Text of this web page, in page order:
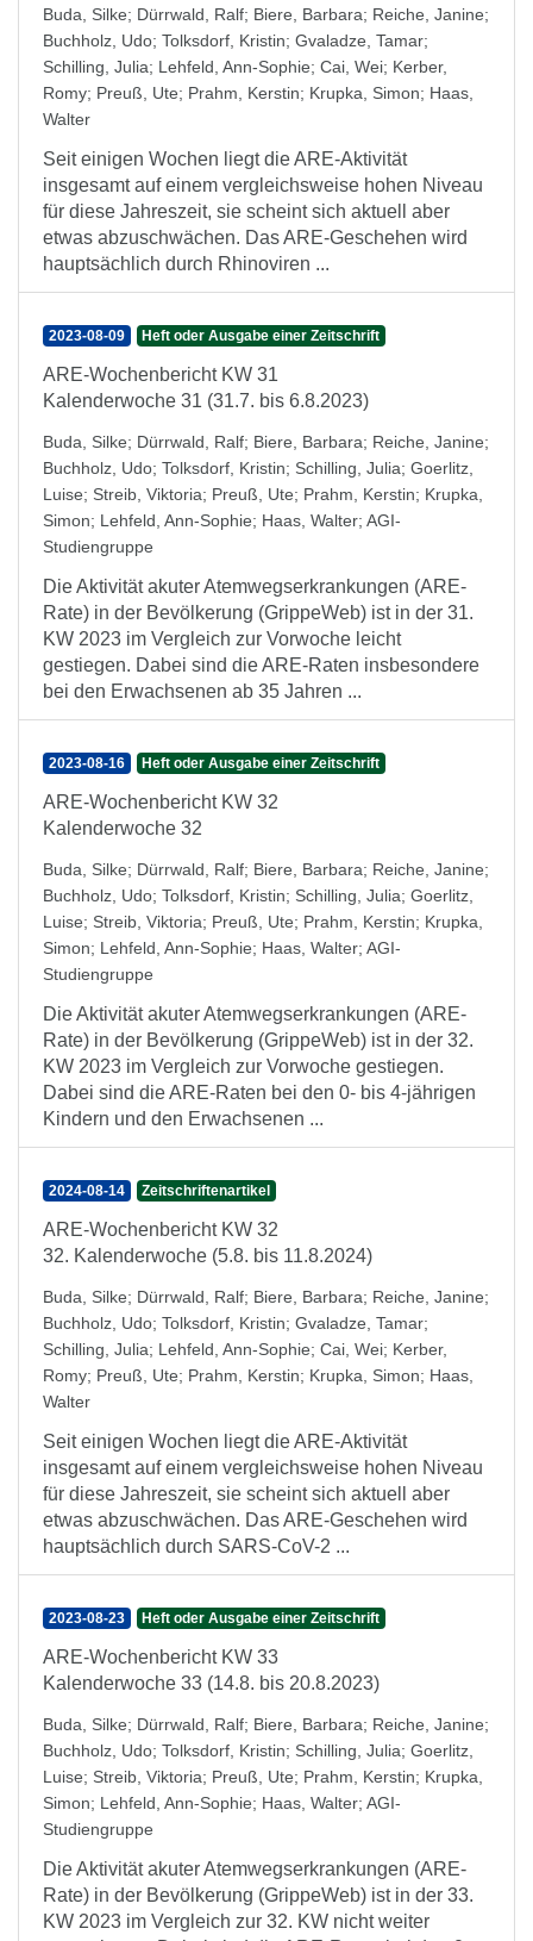
Buda, Silke; Dürrwald, Ralf; Biere, Barbara; Reiche, Janine;
Buchholz, Udo; Tolksdorf, Kristin; Gvaladze, Tamar;
Schilling, Julia; Lehfeld, Ann-Sophie; Cai, Wei; Kerber,
Romy; Preuß, Ute; Prahm, Kerstin; Krupka, Simon; Haas,
Walter
Seit einigen Wochen liegt die ARE-Aktivität
insgesamt auf einem vergleichsweise hohen Niveau
für diese Jahreszeit, sie scheint sich aktuell aber
etwas abzuschwächen. Das ARE-Geschehen wird
hauptsächlich durch Rhinoviren ...
2023-08-09 Heft oder Ausgabe einer Zeitschrift
ARE-Wochenbericht KW 31
Kalenderwoche 31 (31.7. bis 6.8.2023)
Buda, Silke; Dürrwald, Ralf; Biere, Barbara; Reiche, Janine;
Buchholz, Udo; Tolksdorf, Kristin; Schilling, Julia; Goerlitz,
Luise; Streib, Viktoria; Preuß, Ute; Prahm, Kerstin; Krupka,
Simon; Lehfeld, Ann-Sophie; Haas, Walter; AGI-
Studiengruppe
Die Aktivität akuter Atemwegserkrankungen (ARE-
Rate) in der Bevölkerung (GrippeWeb) ist in der 31.
KW 2023 im Vergleich zur Vorwoche leicht
gestiegen. Dabei sind die ARE-Raten insbesondere
bei den Erwachsenen ab 35 Jahren ...
2023-08-16 Heft oder Ausgabe einer Zeitschrift
ARE-Wochenbericht KW 32
Kalenderwoche 32
Buda, Silke; Dürrwald, Ralf; Biere, Barbara; Reiche, Janine;
Buchholz, Udo; Tolksdorf, Kristin; Schilling, Julia; Goerlitz,
Luise; Streib, Viktoria; Preuß, Ute; Prahm, Kerstin; Krupka,
Simon; Lehfeld, Ann-Sophie; Haas, Walter; AGI-
Studiengruppe
Die Aktivität akuter Atemwegserkrankungen (ARE-
Rate) in der Bevölkerung (GrippeWeb) ist in der 32.
KW 2023 im Vergleich zur Vorwoche gestiegen.
Dabei sind die ARE-Raten bei den 0- bis 4-jährigen
Kindern und den Erwachsenen ...
2024-08-14 Zeitschriftenartikel
ARE-Wochenbericht KW 32
32. Kalenderwoche (5.8. bis 11.8.2024)
Buda, Silke; Dürrwald, Ralf; Biere, Barbara; Reiche, Janine;
Buchholz, Udo; Tolksdorf, Kristin; Gvaladze, Tamar;
Schilling, Julia; Lehfeld, Ann-Sophie; Cai, Wei; Kerber,
Romy; Preuß, Ute; Prahm, Kerstin; Krupka, Simon; Haas,
Walter
Seit einigen Wochen liegt die ARE-Aktivität
insgesamt auf einem vergleichsweise hohen Niveau
für diese Jahreszeit, sie scheint sich aktuell aber
etwas abzuschwächen. Das ARE-Geschehen wird
hauptsächlich durch SARS-CoV-2 ...
2023-08-23 Heft oder Ausgabe einer Zeitschrift
ARE-Wochenbericht KW 33
Kalenderwoche 33 (14.8. bis 20.8.2023)
Buda, Silke; Dürrwald, Ralf; Biere, Barbara; Reiche, Janine;
Buchholz, Udo; Tolksdorf, Kristin; Schilling, Julia; Goerlitz,
Luise; Streib, Viktoria; Preuß, Ute; Prahm, Kerstin; Krupka,
Simon; Lehfeld, Ann-Sophie; Haas, Walter; AGI-
Studiengruppe
Die Aktivität akuter Atemwegserkrankungen (ARE-
Rate) in der Bevölkerung (GrippeWeb) ist in der 33.
KW 2023 im Vergleich zur 32. KW nicht weiter